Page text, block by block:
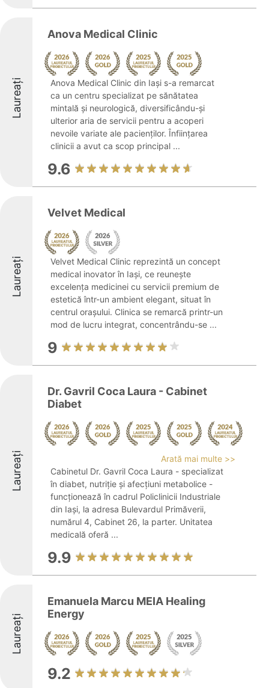
Laureați
Anova Medical Clinic
Anova Medical Clinic din Iași s-a remarcat
ca un centru specializat pe sănătatea
mintală și neurologică, diversificându-și
ulterior aria de servicii pentru a acoperi
nevoile variate ale pacienților. Înființarea
clinicii a avut ca scop principal ...
9.6
Laureați
Velvet Medical
Velvet Medical Clinic reprezintă un concept
medical inovator în Iași, ce reunește
excelența medicinei cu servicii premium de
estetică într-un ambient elegant, situat în
centrul orașului. Clinica se remarcă printr-un
mod de lucru integrat, concentrându-se ...
9
Laureați
Dr. Gavril Coca Laura - Cabinet
Diabet
Arată mai multe >>
Cabinetul Dr. Gavril Coca Laura - specializat
în diabet, nutriție și afecțiuni metabolice -
funcționează în cadrul Policlinicii Industriale
din Iași, la adresa Bulevardul Primăverii,
numărul 4, Cabinet 26, la parter. Unitatea
medicală oferă ...
9.9
Laureați
Emanuela Marcu MEIA Healing
Energy
9.2